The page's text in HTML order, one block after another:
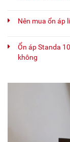
Nên mua ổn áp
Ổn áp Standa
không